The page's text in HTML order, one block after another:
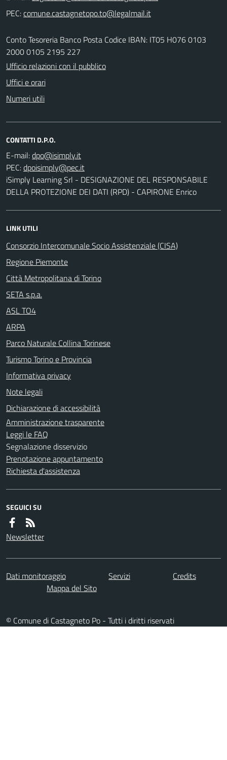
PEC:
Conto Tesoreria Banco Posta Codice IBAN: IT05 H076 0103
2000 0105 2195 227
Ufficio relazioni con il pubblico
Uffici e orari
Numeri utili
CONTATTI D.P.O.
E-mail:
PEC:
iSimply Learning Srl - DESIGNAZIONE DEL RESPONSABILE
DELLA PROTEZIONE DEI DATI (RPD) - CAPIRONE Enrico
LINK UTILI
Consorzio Intercomunale Socio Assistenziale (CISA)
Regione Piemonte
Città Metropolitana di Torino
SETA s.p.a.
ASL TO4
ARPA
Parco Naturale Collina Torinese
Turismo Torino e Provincia
Informativa privacy
Note legali
Dichiarazione di accessibilità
Amministrazione trasparente
Leggi le FAQ
Segnalazione disservizio
Prenotazione appuntamento
Richiesta d'assistenza
SEGUICI SU
Newsletter
Dati monitoraggio Servizi
Credits
Mappa del Sito
© Comune di Castagneto Po - Tutti i diritti riservati